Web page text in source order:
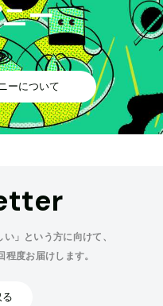
ー
ーについて
」という方に向けて、
度お届けします。